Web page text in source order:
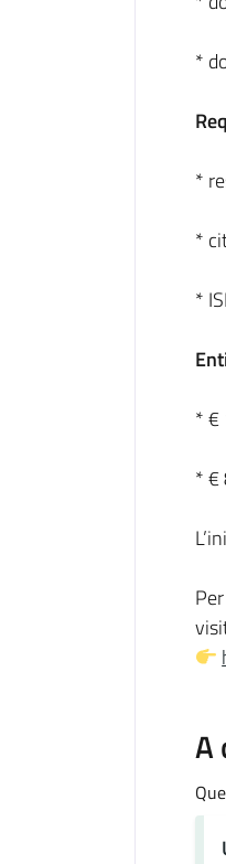
*
*
*
*
* €
* €
A